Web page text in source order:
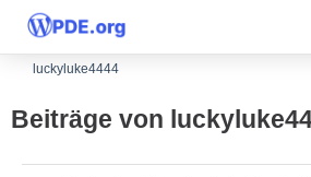
luckyluke4444
Beiträge von